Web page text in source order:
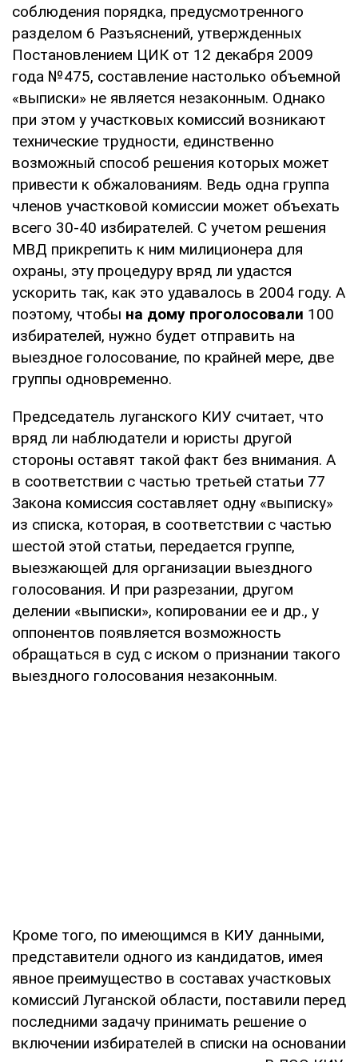
соблюдения порядка, предусмотренного
разделом 6 Разъяснений, утвержденных
Постановлением ЦИК от 12 декабря 2009
года №475, составление настолько объемной
«выписки» не является незаконным. Однако
при этом у участковых комиссий возникают
технические трудности, единственно
возможный способ решения которых может
привести к обжалованиям. Ведь одна группа
членов участковой комиссии может объехать
всего 30-40 избирателей. С учетом решения
МВД прикрепить к ним милиционера для
охраны, эту процедуру вряд ли удастся
ускорить так, как это удавалось в 2004 году. А
поэтому, чтобы на дому проголосовали 100
избирателей, нужно будет отправить на
выездное голосование, по крайней мере, две
группы одновременно.
Председатель луганского КИУ считает, что
вряд ли наблюдатели и юристы другой
стороны оставят такой факт без внимания. А
в соответствии с частью третьей статьи 77
Закона комиссия составляет одну «выписку»
из списка, которая, в соответствии с частью
шестой этой статьи, передается группе,
выезжающей для организации выездного
голосования. И при разрезании, другом
делении «выписки», копировании ее и др., у
оппонентов появляется возможность
обращаться в суд с иском о признании такого
выездного голосования незаконным.
Кроме того, по имеющимся в КИУ данными,
представители одного из кандидатов, имея
явное преимущество в составах участковых
комиссий Луганской области, поставили перед
последними задачу принимать решение о
включении избирателей в списки на основании